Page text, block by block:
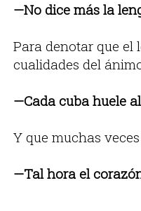
—No dice más la
Para denotar que el
cualidades del
—Cada cuba huele
Y que muchas
—Tal hora el